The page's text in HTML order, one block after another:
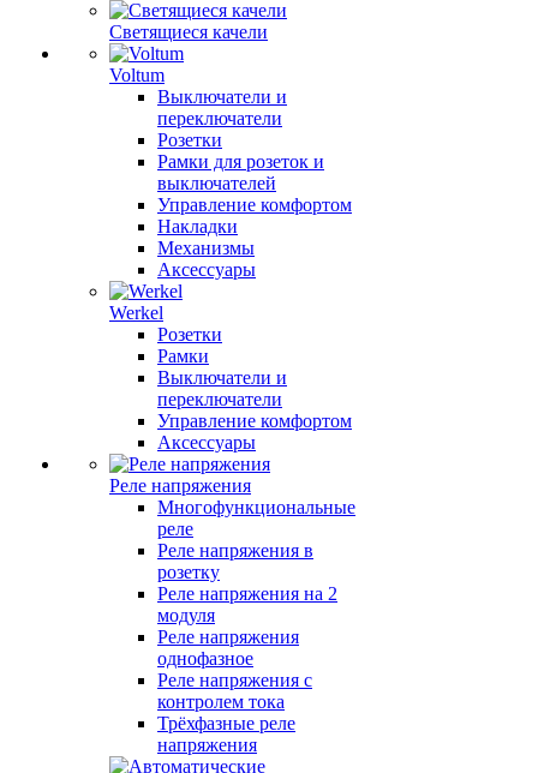
Светящиеся качели
Voltum
Выключатели и
переключатели
Розетки
Рамки для розеток и
выключателей
Управление комфортом
Накладки
Механизмы
Аксессуары
Werkel
Розетки
Рамки
Выключатели и
переключатели
Управление комфортом
Аксессуары
Реле напряжения
Многофункциональные
реле
Реле напряжения в
розетку
Реле напряжения на 2
модуля
Реле напряжения
однофазное
Реле напряжения с
контролем тока
Трёхфазные реле
напряжения